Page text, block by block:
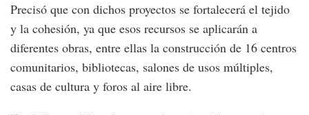
Precisó que con dichos proyectos se fortalecerá el tejido
y la cohesión, ya que esos recursos se aplicarán a
diferentes obras, entre ellas la construcción de 16 centros
comunitarios, bibliotecas, salones de usos múltiples,
casas de cultura y foros al aire libre.